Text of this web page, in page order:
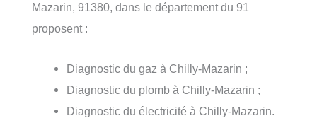
Mazarin, 91380, dans le département du 91
proposent :
Diagnostic du gaz à Chilly-Mazarin ;
Diagnostic du plomb à Chilly-Mazarin ;
Diagnostic du électricité à Chilly-Mazarin.